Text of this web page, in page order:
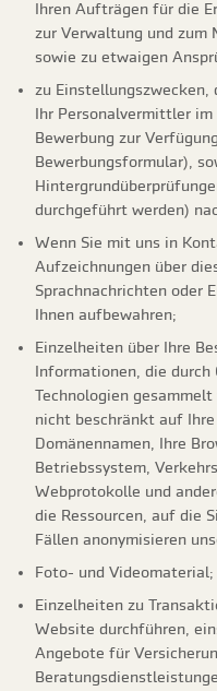
Ihren Aufträgen für die
zur Verwaltung und zum
sowie zu etwaigen
zu
Ihr Personalvermittler
Bewerbung zur
Bewerbungsformular),
durchgeführt werden)
Wenn Sie mit uns in
Aufzeichnungen über
Sprachnachrichten oder
Ihnen aufbewahren;
Einzelheiten über Ihre
Informationen, die durch
Technologien
nicht beschränkt auf
Domänennamen, Ihre
Betriebssystem,
Webprotokolle und
die Ressourcen, auf die
Fällen anonymisieren
Foto- und Videomaterial;
Einzelheiten zu
Website durchführen,
Angebote für